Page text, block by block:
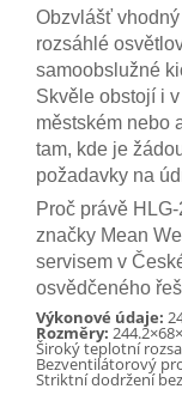
Obzvlášť
rozsáhlé
samoobslužné
Skvěle obstojí i
městském nebo
tam, kde je
požadavky na
Proč právě
značky Mean
servisem v
osvědčeného
Výkonové údaje:
Rozměry:
Široký teplotní
Bezventilátorový
Striktní dodržení